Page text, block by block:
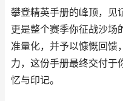
攀登精英手册的峰顶，见
更是整个赛季你征战沙场
准量化，并予以慷慨回馈
力，这份手册最终交付于
忆与印记。